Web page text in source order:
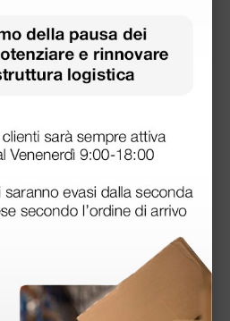
il pacco non è stato
Il problema è stato
clienti. Altro problema il codice di
non corretto e anche questo
e immediato. Assistenza
più che 5 stelle
i tempi di consegna